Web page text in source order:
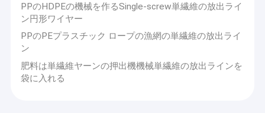
PPのHDPEの機械を作るSingle-screw単繊維の放出ライ
ン円形ワイヤー
PPのPEプラスチック ロープの漁網の単繊維の放出ライ
ン
肥料は単繊維ヤーンの押出機機械単繊維の放出ラインを
袋に入れる